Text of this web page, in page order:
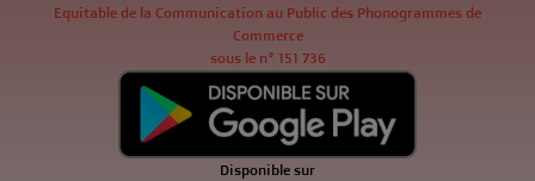
Equitable de la Communication au Public des Phonogrammes de
Commerce
sous le n° 151 736
Disponible sur